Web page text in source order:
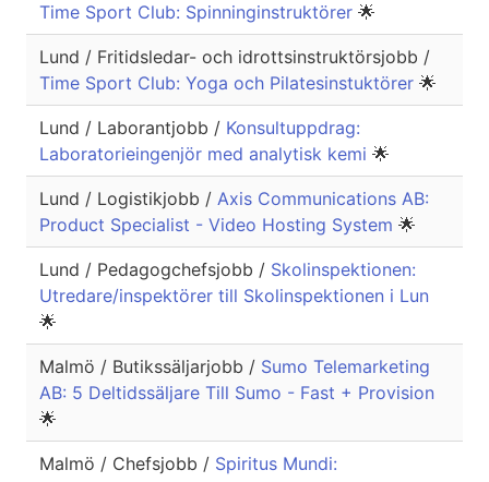
Time Sport Club: Spinninginstruktörer 🌟
Lund / Fritidsledar- och idrottsinstruktörsjobb /
Time Sport Club: Yoga och Pilatesinstuktörer 🌟
Lund / Laborantjobb / Konsultuppdrag:
Laboratorieingenjör med analytisk kemi 🌟
Lund / Logistikjobb / Axis Communications AB:
Product Specialist - Video Hosting System 🌟
Lund / Pedagogchefsjobb / Skolinspektionen:
Utredare/inspektörer till Skolinspektionen i Lun
🌟
Malmö / Butikssäljarjobb / Sumo Telemarketing
AB: 5 Deltidssäljare Till Sumo - Fast + Provision
🌟
Malmö / Chefsjobb / Spiritus Mundi: